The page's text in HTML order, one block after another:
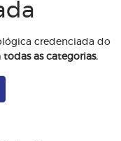
credenciada do
todas as categorias.